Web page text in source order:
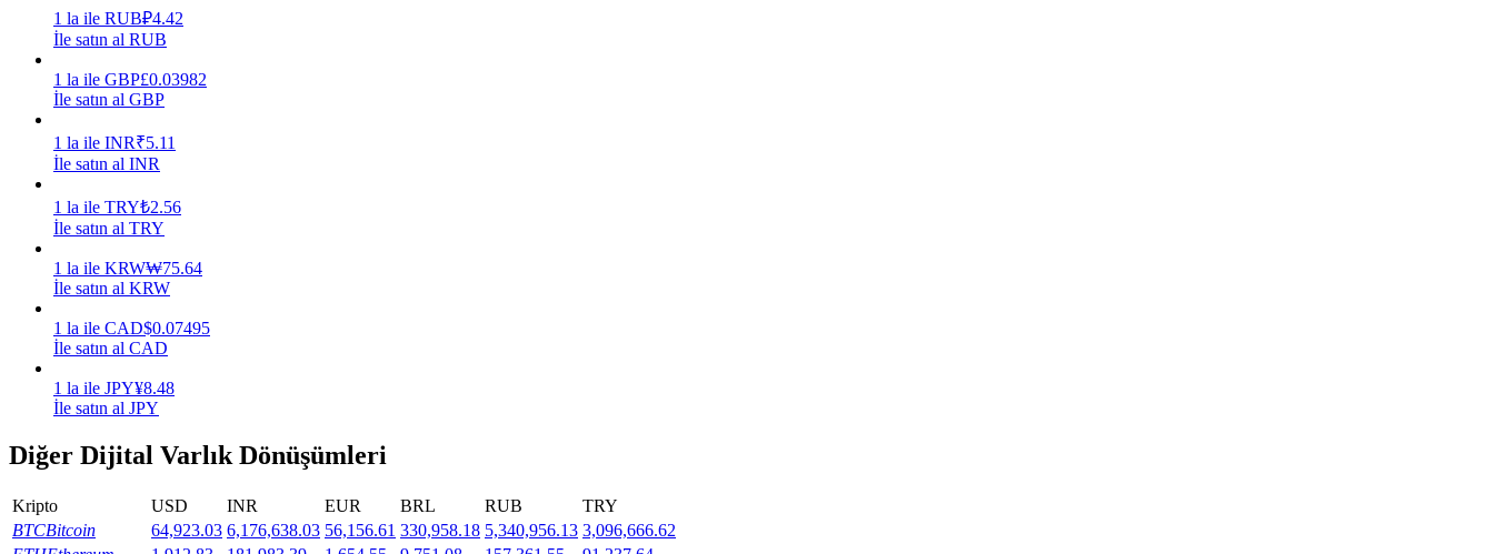
Kazan
Power Piggy
1 la ile RUB₽4.42
İle satın al RUB
1 la ile GBP£0.03982
İle satın al GBP
1 la ile INR₹5.11
İle satın al INR
1 la ile TRY₺2.56
İle satın al TRY
1 la ile KRW₩75.64
İle satın al KRW
1 la ile CAD$0.07495
İle satın al CAD
1 la ile JPY¥8.48
İle satın al JPY
Diğer Dijital Varlık Dönüşümleri
Kripto USD INR EUR BRL RUB
TRY
BTCBitcoin 64,923.03 6,176,638.03 56,156.61 330,958.18 5,340,956.13 3,096,666.62